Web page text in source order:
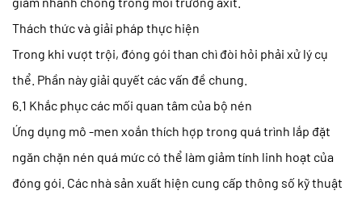
Thách thức và giải pháp thực hiện
Trong khi vượt trội, đóng gói than chì đòi hỏi phải xử lý cụ
thể. Phần này giải quyết các vấn đề chung.
6.1 Khắc phục các mối quan tâm của bộ nén
Ứng dụng mô -men xoắn thích hợp trong quá trình lắp đặt
ngăn chặn nén quá mức có thể làm giảm tính linh hoạt của
đóng gói. Các nhà sản xuất hiện cung cấp thông số kỹ thuật